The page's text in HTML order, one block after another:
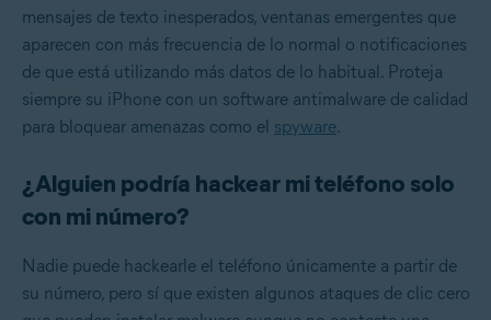
mensajes de texto inesperados, ventanas emergentes que
aparecen con más frecuencia de lo normal o notificaciones
de que está utilizando más datos de lo habitual. Proteja
siempre su iPhone con un software antimalware de calidad
para bloquear amenazas como el spyware.
¿Alguien podría hackear mi teléfono solo
con mi número?
Nadie puede hackearle el teléfono únicamente a partir de
su número, pero sí que existen algunos ataques de clic cero